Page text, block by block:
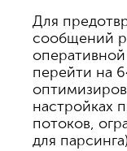
Для
сообщений
перейти на
настройках
потоков,
для